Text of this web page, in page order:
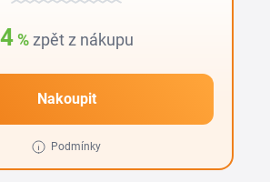
4 % zpět z nákupu
Nakoupit
Podmínky